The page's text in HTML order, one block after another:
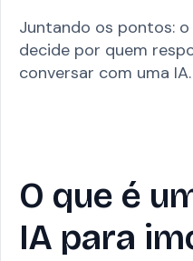
Juntando os pontos:
decide por quem
conversar com uma
O que é
IA para